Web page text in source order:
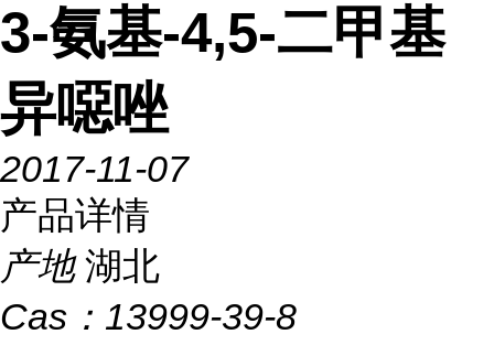
3-氨基-4,5-二甲基
异噁唑
2017-11-07
产品详情
产地 湖北
Cas： 13999-39-8